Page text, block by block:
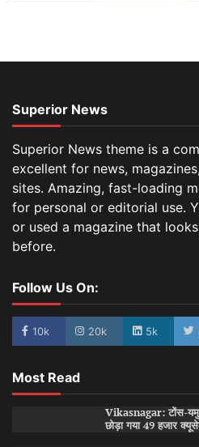
Superior News
Superior News theme is a
excellent for news,
sites. Amazing, fast-loading
for personal or editorial use.
or used a magazine that
before.
Follow Us On:
10k 20k 5k
Most Read
Vikasnagar: टोंस-
छोड़ा गया 49 हजार